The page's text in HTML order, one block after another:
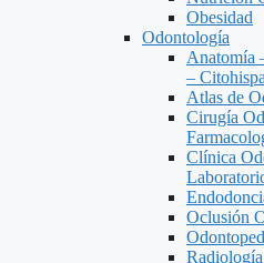
Obesidad
Odontología
Anatomía
–
Atlas de
Cirugía
Clínica
Oclusión